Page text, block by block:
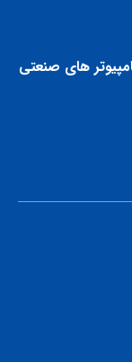
های صنعتی